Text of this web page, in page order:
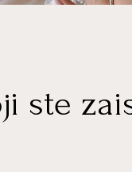
ste